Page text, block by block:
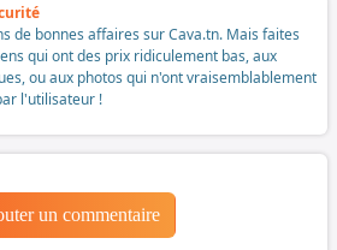
de bonnes affaires sur Cava.tn. Mais faites
qui ont des prix ridiculement bas, aux
ou aux photos qui n'ont vraisemblablement
l'utilisateur !
un commentaire